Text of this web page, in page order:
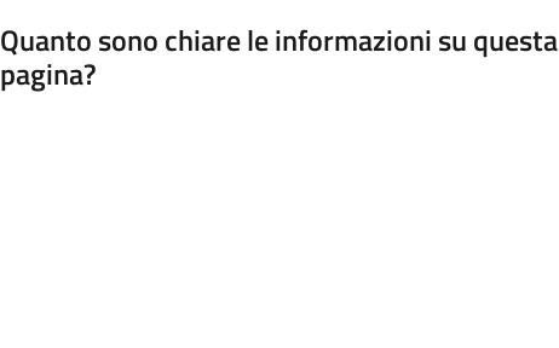
Quanto sono chiare le informazioni su questa
pagina?